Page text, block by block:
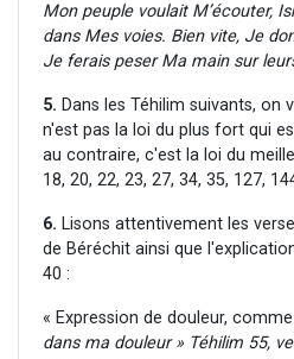
Mon peuple voulait M’écouter,
dans Mes voies. Bien vite, Je
Je ferais peser Ma main sur
5. Dans les Téhilim suivants, on
n'est pas la loi du plus fort qui
au contraire, c'est la loi du
18, 20, 22, 23, 27, 34, 35, 127,
6. Lisons attentivement les
de Béréchit ainsi que
40 :
« Expression de douleur,
dans ma douleur » Téhilim 55,